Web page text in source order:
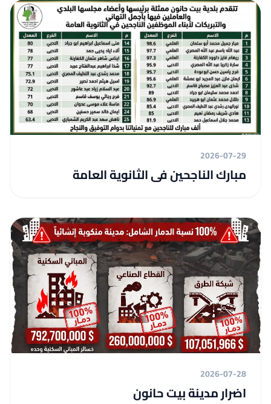
2026-07-29
مبارك الناجحين فى الثانوية العامة
2026-07-28
اضرار مدينة بيت حانون